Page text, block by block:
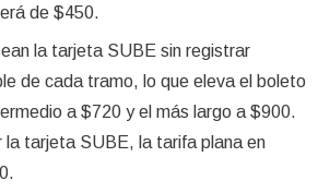
de $450.
la tarjeta SUBE sin registrar
de cada tramo, lo que eleva el boleto
a $720 y el más largo a $900.
la tarjeta SUBE, la tarifa plana en